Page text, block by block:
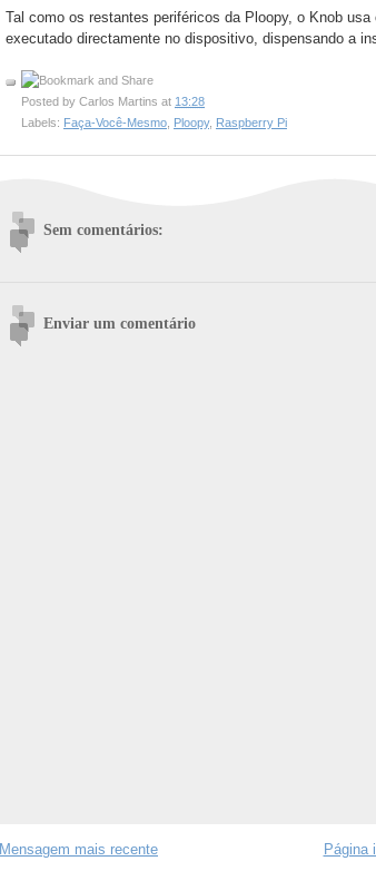
Tal como os restantes periféricos da Ploopy, o Knob
executado directamente no dispositivo, dispensando a
Posted by Carlos Martins at 13:28
Labels: Faça-Você-Mesmo Ploopy, Raspberry Pi
Sem comentários:
Enviar um comentário
Mensagem mais recente Página